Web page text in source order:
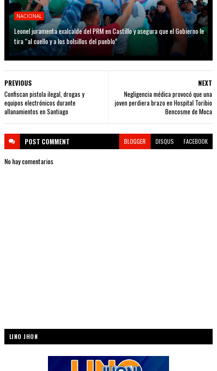
NACIONAL
Leonel juramenta exalcalde del PRM en Castillo y asegura que el Gobierno le
tira “al cuello y a los bolsillos del pueblo”
NEXT
Negligencia médica provocó que una
joven perdiera brazo en Hospital Toribio
Bencosme de Moca
PREVIOUS
Confiscan pistola ilegal, drogas y
equipos electrónicos durante
allanamientos en Santiago
POST COMMENT BLOGGER DISQUS FACEBOOK
No hay comentarios
LINO JHON